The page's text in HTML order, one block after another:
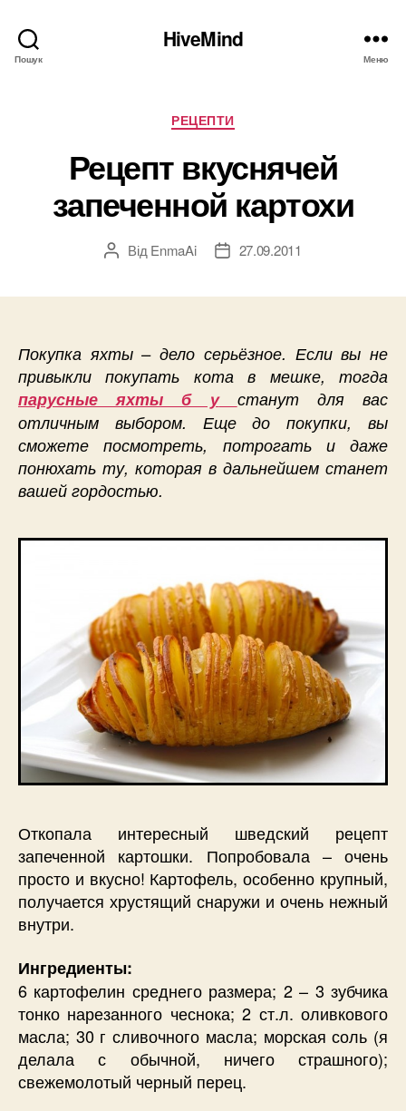
Пошук
HiveMind
Меню
Категорії
РЕЦЕПТИ
Рецепт вкуснячей
запеченной картохи
Автор
Від EnmaAi
Дата27.09.2011
Покупка яхты – дело серьёзное. Если вы не
привыкли покупать кота в мешке, тогда
парусные яхты б у
станут для вас
отличным выбором. Еще до покупки, вы
сможете посмотреть, потрогать и даже
понюхать ту, которая в дальнейшем станет
вашей гордостью.
Откопала интересный шведский рецепт
запеченной картошки. Попробовала – очень
просто и вкусно! Картофель, особенно крупный,
получается хрустящий снаружи и очень нежный
внутри.
Ингредиенты:
6 картофелин среднего размера; 2 – 3 зубчика
тонко нарезанного чеснока; 2 ст.л. оливкового
масла; 30 г сливочного масла; морская соль (я
делала с обычной, ничего страшного);
свежемолотый черный перец.